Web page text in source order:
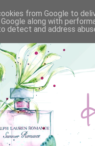
from Google to
along with
detect and address